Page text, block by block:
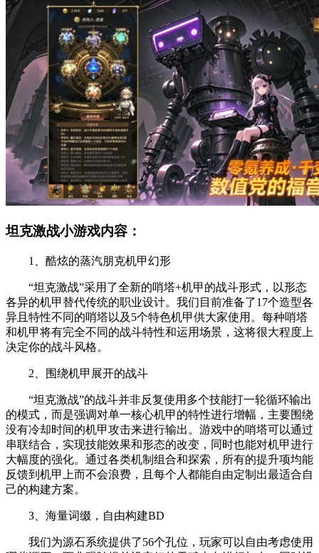
坦克激战小游戏内容：
1、酷炫的蒸汽朋克机甲幻形
“坦克激战”采用了全新的哨塔+机甲的战斗形式，以形态
各异的机甲替代传统的职业设计。我们目前准备了17个造型各
异且特性不同的哨塔以及5个特色机甲供大家使用。每种哨塔
和机甲将有完全不同的战斗特性和运用场景，这将很大程度上
决定你的战斗风格。
2、围绕机甲展开的战斗
“坦克激战”的战斗并非反复使用多个技能打一轮循环输出
的模式，而是强调对单一核心机甲的特性进行增幅，主要围绕
没有冷却时间的机甲攻击来进行输出。游戏中的哨塔可以通过
串联结合，实现技能效果和形态的改变，同时也能对机甲进行
大幅度的强化。通过各类机制组合和探索，所有的提升项均能
反馈到机甲上而不会浪费，且每个人都能自由定制出最适合自
己的构建方案。
3、海量词缀，自由构建BD
我们为源石系统提供了56个孔位，玩家可以自由考虑使用